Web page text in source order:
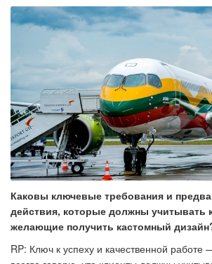
Каковы ключевые требования и
действия, которые должны учитывать
желающие получить кастомный
RP: Ключ к успеху и качественной работе